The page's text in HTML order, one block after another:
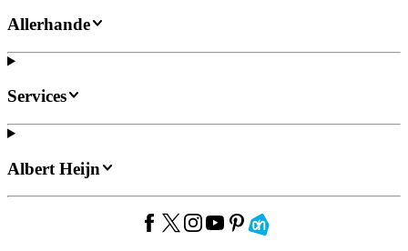
Allerhande
Services
Albert Heijn